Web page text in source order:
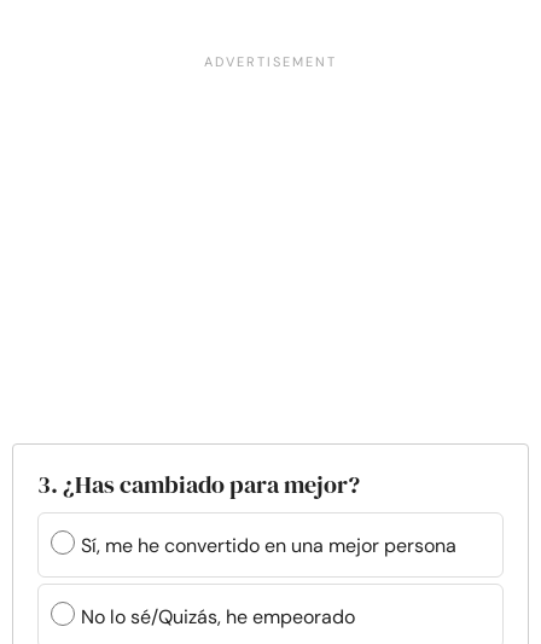
3. ¿Has cambiado para mejor?
Sí, me he convertido en una mejor persona
No lo sé/Quizás, he empeorado